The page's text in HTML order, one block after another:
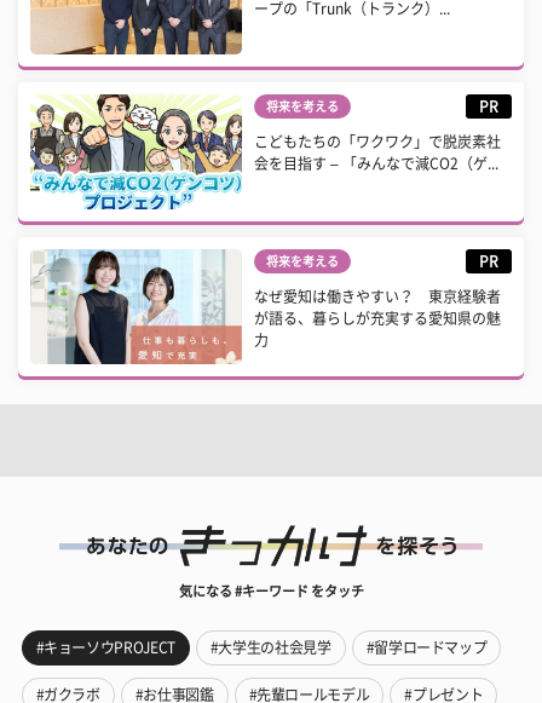
ープの「Trunk（トランク）...
将来を考える PR
こどもたちの「ワクワク」で脱炭素社
会を目指す – 「みんなで減CO2（ゲ...
将来を考える PR
なぜ愛知は働きやすい？ 東京経験者
が語る、暮らしが充実する愛知県の魅
力
気になる #キーワード をタッチ
#キョーソウPROJECT #大学生の社会見学 #留学ロードマップ
#ガクラボ #お仕事図鑑 #先輩ロールモデル #プレゼント